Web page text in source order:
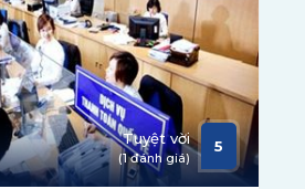
Tuyệt vời
(1 đánh giá)
5